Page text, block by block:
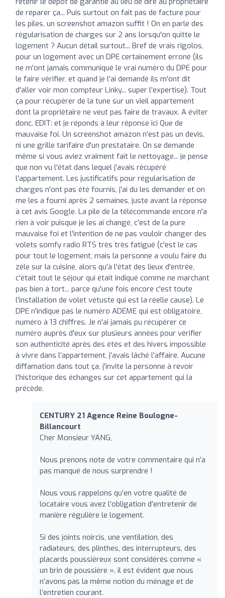
de réparer ça... Puis surtout on fait pas de facture pour
les piles, un screenshot amazon suffit ! On en parle des
régularisation de charges sur 2 ans lorsqu'on quitte le
logement ? Aucun détail surtout... Bref de vrais rigolos,
pour un logement avec un DPE certainement erroné (ils
ne m'ont jamais communiqué le vrai numéro du DPE pour
le faire vérifier, et quand je l'ai demandé ils m'ont dit
d'aller voir mon compteur Linky... super l'expertise). Tout
ça pour récupérer de la tune sur un vieil appartement
dont la propriétaire ne veut pas faire de travaux. A éviter
donc. EDIT: et je réponds à leur réponse ici Que de
mauvaise foi. Un screenshot amazon n'est pas un devis,
ni une grille tarifaire d'un prestataire. On se demande
même si vous aviez vraiment fait le nettoyage... je pense
que non vu l'état dans lequel j'avais récupéré
l'appartement. Les justificatifs pour régularisation de
charges n'ont pas été fournis, j'ai du les demander et on
me les a fourni après 2 semaines, juste avant la réponse
à cet avis Google. La pile de la télécommande encore n'a
rien à voir puisque je les ai changé, c'est de la pure
mauvaise foi et l'intention de ne pas vouloir changer des
volets somfy radio RTS très très fatigué (c'est le cas
pour tout le logement, mais la personne a voulu faire du
zèle sur la cuisine, alors qu'à l'état des lieux d'entrée,
c'était tout le séjour qui était indiqué comme ne marchant
pas bien à tort... parce qu'une fois encore c'est toute
l'installation de volet vétuste qui est la réelle cause). Le
DPE n'indique pas le numéro ADEME qui est obligatoire,
numéro à 13 chiffres. Je n'ai jamais pu récupérer ce
numéro auprès d'eux sur plusieurs années pour vérifier
son authenticité après des étés et des hivers impossible
à vivre dans l'appartement, j'avais lâché l'affaire. Aucune
diffamation dans tout ça, j'invite la personne à revoir
l'historique des échanges sur cet appartement qui la
précède.
CENTURY 21 Agence Reine Boulogne-
Billancourt
Cher Monsieur YANG,
Nous prenons note de votre commentaire qui n’a
pas manqué de nous surprendre !
Nous vous rappelons qu’en votre qualité de
locataire vous avez l’obligation d’entretenir de
manière régulière le logement.
Si des joints noircis, une ventilation, des
radiateurs, des plinthes, des interrupteurs, des
placards poussiéreux sont considérés comme «
un brin de poussière », il est évident que nous
n’avons pas la même notion du ménage et de
l’entretien courant.